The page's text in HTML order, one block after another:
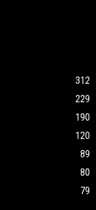
312
229
190
120
89
80
79